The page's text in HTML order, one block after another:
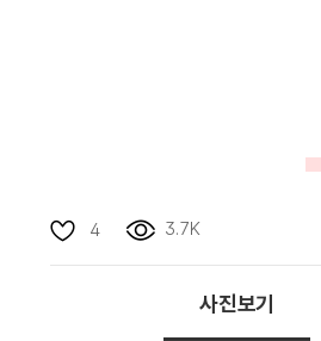
4 3.7K
사진보기